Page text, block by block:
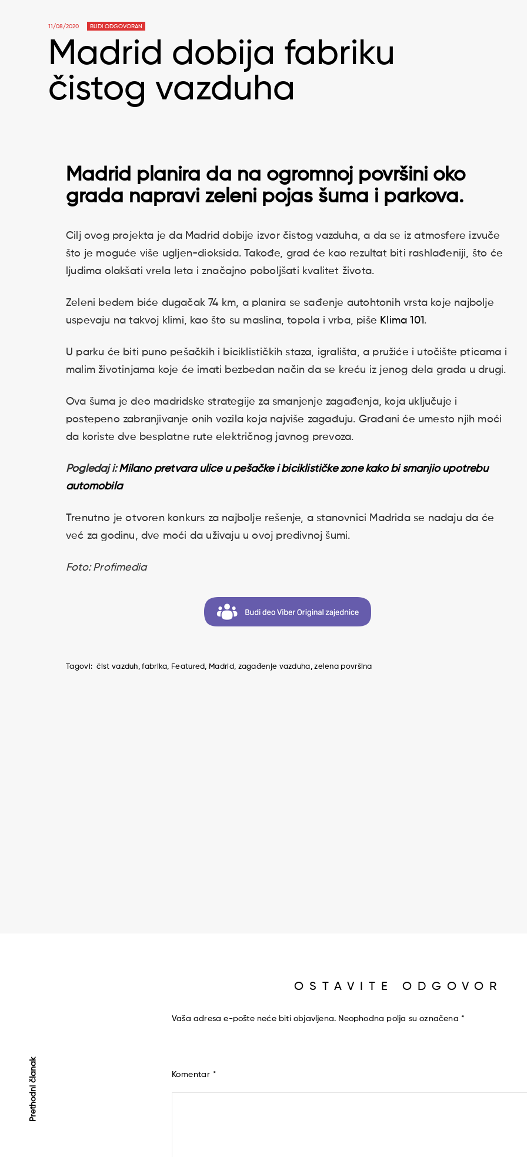
11/08/2020 BUDI ODGOVORAN
Madrid dobija fabriku
čistog vazduha
Madrid planira da na ogromnoj površini oko
grada napravi zeleni pojas šuma i parkova.
Cilj ovog projekta je da Madrid dobije izvor čistog vazduha, a da se iz atmosfere izvuče
što je moguće više ugljen-dioksida. Takođe, grad će kao rezultat biti rashlađeniji, što će
ljudima olakšati vrela leta i značajno poboljšati kvalitet života.
Zeleni bedem biće dugačak 74 km, a planira se sađenje autohtonih vrsta koje najbolje
uspevaju na takvoj klimi, kao što su maslina, topola i vrba, piše Klima 101.
U parku će biti puno pešačkih i biciklističkih staza, igrališta, a pružiće i utočište pticama i
malim životinjama koje će imati bezbedan način da se kreću iz jenog dela grada u drugi.
Ova šuma je deo madridske strategije za smanjenje zagađenja, koja uključuje i
postepeno zabranjivanje onih vozila koja najviše zagađuju. Građani će umesto njih moći
da koriste dve besplatne rute električnog javnog prevoza.
Pogledaj i:Milano pretvara ulice u pešačke i biciklističke zone kako bi smanjio upotrebu
automobila
Trenutno je otvoren konkurs za najbolje rešenje, a stanovnici Madrida se nadaju da će
već za godinu, dve moći da uživaju u ovoj predivnoj šumi.
Foto: Profimedia
Tagovi: čist vazduh fabrika Featured Madrid zagađenje vazduha zelena površina
Kretanje
članaka
Prethodni članak
OSTAVITE ODGOVOR
Vaša adresa e-pošte neće biti objavljena. Neophodna polja su označena*
Komentar *